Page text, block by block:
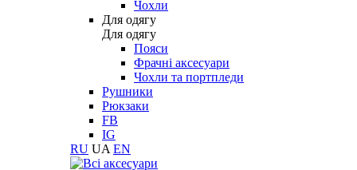
Чохли
Для одягу
Для одягу
Пояси
Фрачні аксесуари
Чохли та портпледи
Рушники
Рюкзаки
FB
IG
RU UA EN